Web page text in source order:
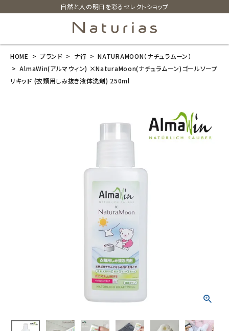
自然と人の明日を彩るセレクトショップ
search
新商品
HOME ブランド ナ行
NATURAMOON（ナチュラムーン）
AlmaWin(アルマウィン) ×NaturaMoon(ナチュラムーン)ゴールソープ
リキッド (衣類用しみ抜き液体洗剤) 250ml